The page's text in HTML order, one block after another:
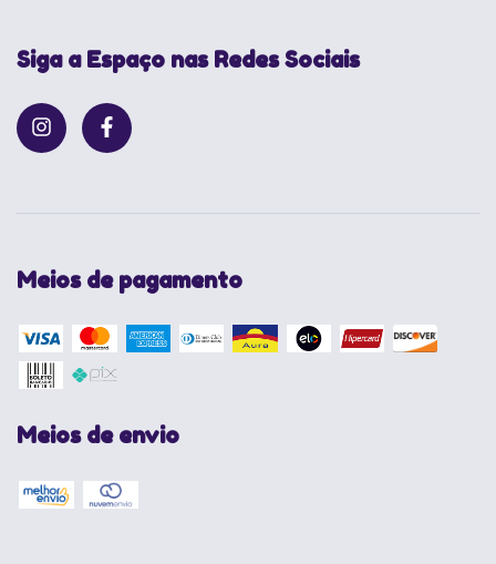
Siga a Espaço nas Redes Sociais
Meios de pagamento
Meios de envio